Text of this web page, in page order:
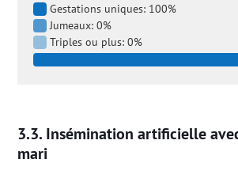
Gestations uniques: 100%
Jumeaux: 0%
Triples ou plus: 0%
Insémination artificielle
mari